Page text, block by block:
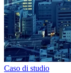
Caso di studio